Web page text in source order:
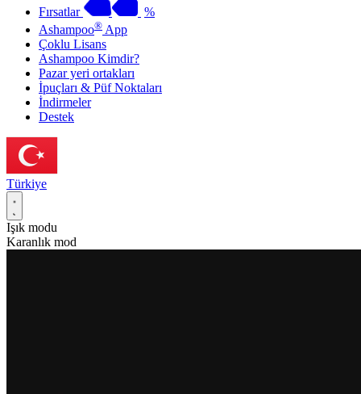
Fırsatlar
%
Ashampoo® App
Çoklu Lisans
Ashampoo Kimdir?
Pazar yeri ortakları
İpuçları & Püf Noktaları
İndirmeler
Destek
Türkiye
Işık modu
Karanlık mod